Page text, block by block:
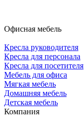
Офисная мебель
Кресла руководителя
Кресла для персонала
Кресла для посетителя
Мебель для офиса
Мягкая мебель
Домашняя мебель
Детская мебель
Компания